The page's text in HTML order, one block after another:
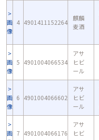
画
像
4 4901411152264
麒麟
麦酒
画
像
5 4901004066534
アサ
ヒビ
ール
画
像
6 4901004066602
アサ
ヒビ
ール
画 7 4901004066176
アサ
ヒビ